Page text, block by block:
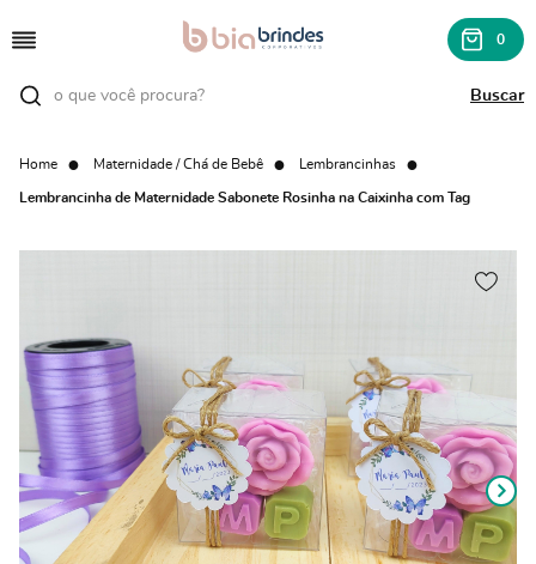
0
Home Maternidade / Chá de Bebê Lembrancinhas
Lembrancinha de Maternidade Sabonete Rosinha na Caixinha com Tag